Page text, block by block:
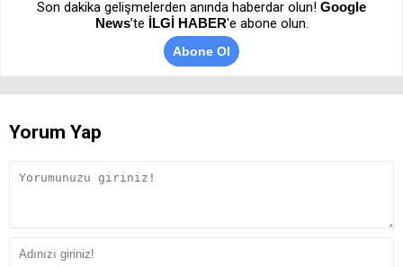
Son dakika gelişmelerden anında haberdar olun! Google
News’te İLGİ HABER'e abone olun.
Abone Ol
Yorum Yap